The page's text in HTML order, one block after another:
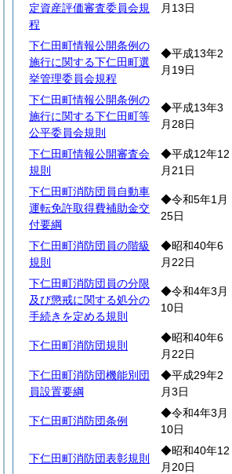
定資産評価審査委員会規
程
月13日
下仁田町情報公開条例の
施行に関する下仁田町選
挙管理委員会規程
◆平成13年2
月19日
下仁田町情報公開条例の
施行に関する下仁田町等
公平委員会規則
◆平成13年3
月28日
下仁田町情報公開審査会
規則
◆平成12年12
月21日
下仁田町消防団員自動車
運転免許取得費補助金交
付要綱
◆令和5年1月
25日
下仁田町消防団員の階級
規則
◆昭和40年6
月22日
下仁田町消防団員の分限
及び懲戒に関する処分の
手続きを定める規則
◆令和4年3月
10日
下仁田町消防団規則
◆昭和40年6
月22日
下仁田町消防団機能別団
員設置要綱
◆平成29年2
月3日
下仁田町消防団条例
◆令和4年3月
10日
下仁田町消防団表彰規則
◆昭和40年12
月20日